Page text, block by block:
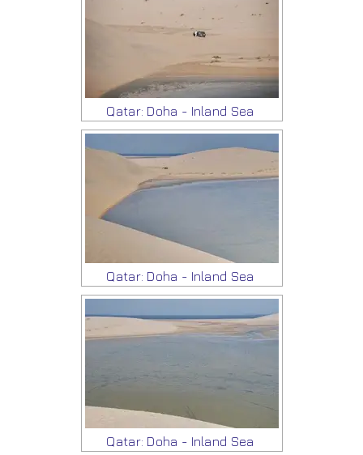
Qatar: Doha - Inland Sea
Qatar: Doha - Inland Sea
Qatar: Doha - Inland Sea